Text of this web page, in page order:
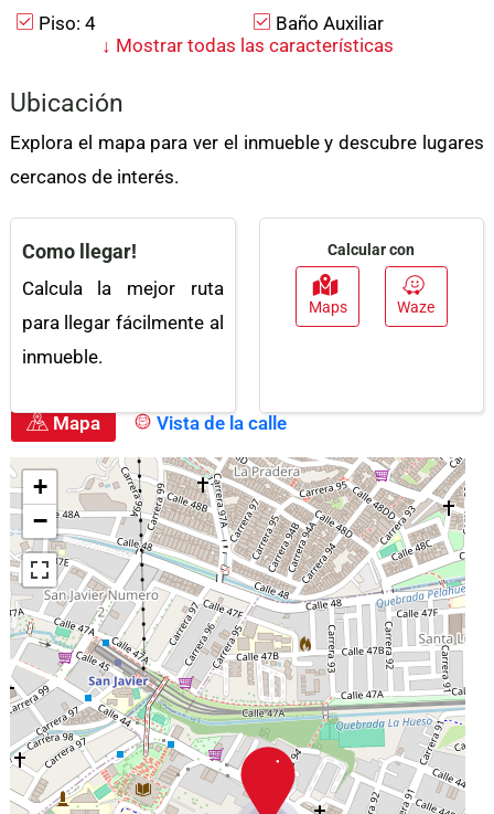
Piso: 4
Baño Auxiliar
Discapacitados
Adosado
Gas Domiciliario
Acceso Pavimentado
Admite Mascotas
Centros Comerciales
↓ Mostrar todas las características
Ubicación
Explora el mapa para ver el inmueble y descubre lugares
cercanos de interés.
Como llegar!
Calcula la mejor ruta
para llegar fácilmente al
inmueble.
Calcular con
Maps Waze
Mapa Vista de la calle